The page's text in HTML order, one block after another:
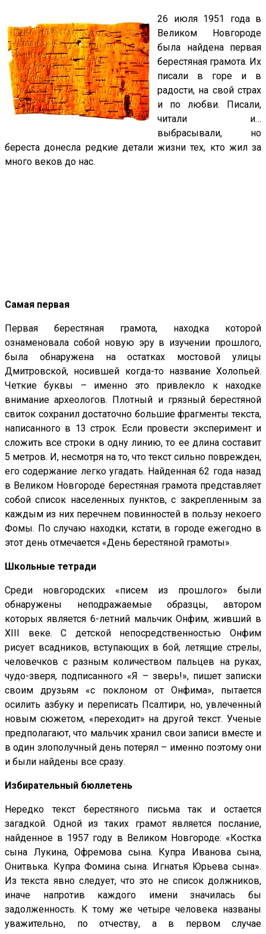
26 июля 1951 года в
Великом Новгороде
была найдена первая
берестяная грамота. Их
писали в горе и в
радости, на свой страх
и по любви. Писали,
читали и…
выбрасывали, но
береста донесла редкие детали жизни тех, кто жил за
много веков до нас.
Самая первая
Первая берестяная грамота, находка которой
ознаменовала собой новую эру в изучении прошлого,
была обнаружена на остатках мостовой улицы
Дмитровской, носившей когда-то название Холопьей.
Четкие буквы – именно это привлекло к находке
внимание археологов. Плотный и грязный берестяной
свиток сохранил достаточно большие фрагменты текста,
написанного в 13 строк. Если провести эксперимент и
сложить все строки в одну линию, то ее длина составит
5 метров. И, несмотря на то, что текст сильно поврежден,
его содержание легко угадать. Найденная 62 года назад
в Великом Новгороде берестяная грамота представляет
собой список населенных пунктов, с закрепленным за
каждым из них перечнем повинностей в пользу некоего
Фомы. По случаю находки, кстати, в городе ежегодно в
этот день отмечается «День берестяной грамоты».
Школьные тетради
Среди новгородских «писем из прошлого» были
обнаружены неподражаемые образцы, автором
которых является 6-летний мальчик Онфим, живший в
XIII веке. С детской непосредственностью Онфим
рисует всадников, вступающих в бой, летящие стрелы,
человечков с разным количеством пальцев на руках,
чудо-зверя, подписанного «Я – зверь!», пишет записки
своим друзьям «с поклоном от Онфима», пытается
осилить азбуку и переписать Псалтири, но, увлеченный
новым сюжетом, «переходит» на другой текст. Ученые
предполагают, что мальчик хранил свои записи вместе и
в один злополучный день потерял – именно поэтому они
и были найдены все сразу.
Избирательный бюллетень
Нередко текст берестяного письма так и остается
загадкой. Одной из таких грамот является послание,
найденное в 1957 году в Великом Новгороде: «Костка
сына Лукина, Офремова сына. Купра Иванова сына,
Онитвька. Купра Фомина сына. Игнатья Юрьева сына».
Из текста явно следует, что это не список должников,
иначе напротив каждого имени значилась бы
задолженность. К тому же четыре человека названы
уважительно, по отчеству, а в первом случае